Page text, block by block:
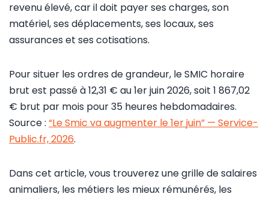
revenu élevé, car il doit payer ses charges, son
matériel, ses déplacements, ses locaux, ses
assurances et ses cotisations.
Pour situer les ordres de grandeur, le SMIC horaire
brut est passé à 12,31 € au 1er juin 2026, soit 1 867,02
€ brut par mois pour 35 heures hebdomadaires.
Source : “Le Smic va augmenter le 1er juin” — Service-
Public.fr, 2026.
Dans cet article, vous trouverez une grille de salaires
animaliers, les métiers les mieux rémunérés, les